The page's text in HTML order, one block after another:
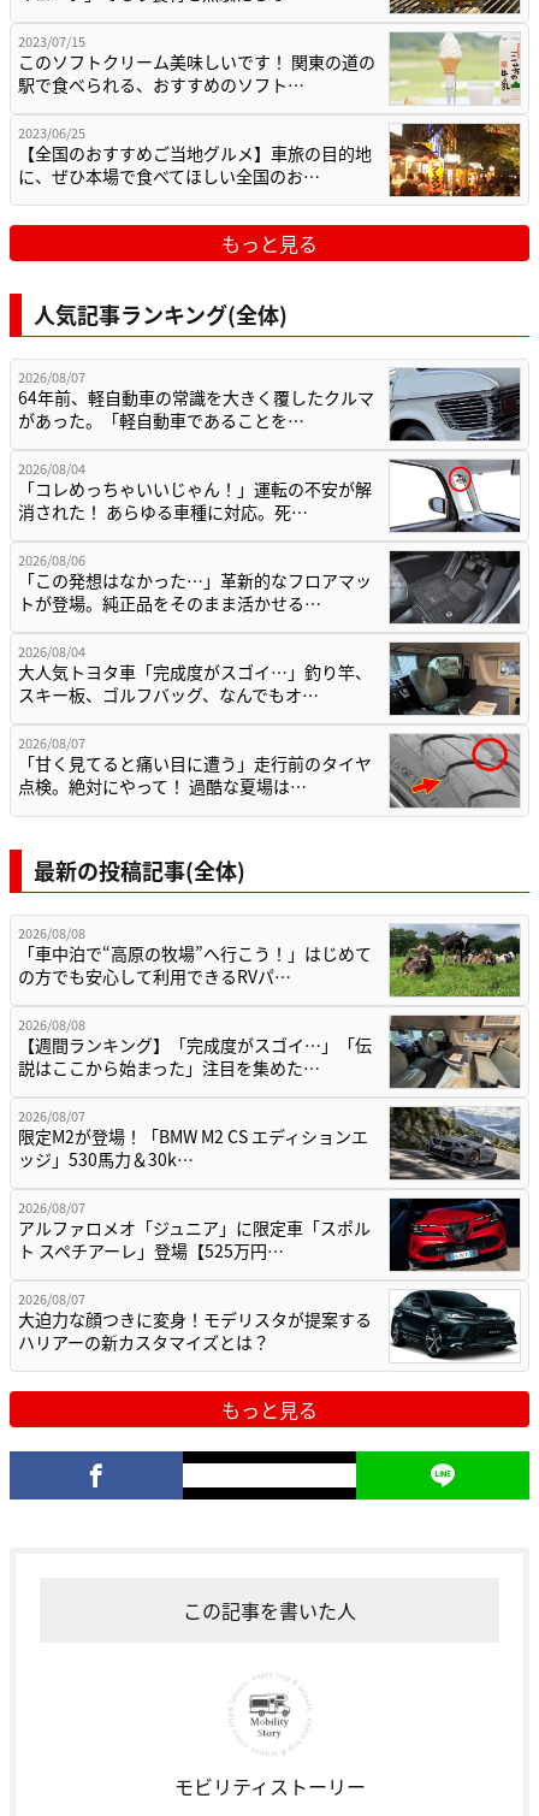
2023/07/15
このソフトクリーム美味しいです！ 関東の道の
駅で食べられる、おすすめのソフト…
2023/06/25
【全国のおすすめご当地グルメ】車旅の目的地
に、ぜひ本場で食べてほしい全国のお…
もっと見る
人気記事ランキング(全体)
2026/08/07
64年前、軽自動車の常識を大きく覆したクルマ
があった。「軽自動車であることを…
2026/08/04
「コレめっちゃいいじゃん！」運転の不安が解
消された！ あらゆる車種に対応。死…
2026/08/06
「この発想はなかった…」革新的なフロアマッ
トが登場。純正品をそのまま活かせる…
2026/08/04
大人気トヨタ車「完成度がスゴイ…」釣り竿、
スキー板、ゴルフバッグ、なんでもオ…
2026/08/07
「甘く見てると痛い目に遭う」走行前のタイヤ
点検。絶対にやって！ 過酷な夏場は…
最新の投稿記事(全体)
2026/08/08
「車中泊で“高原の牧場”へ行こう！」はじめて
の方でも安心して利用できるRVパ…
2026/08/08
【週間ランキング】「完成度がスゴイ…」「伝
説はここから始まった」注目を集めた…
2026/08/07
限定M2が登場！「BMW M2 CS エディションエ
ッジ」530馬力＆30k…
2026/08/07
アルファロメオ「ジュニア」に限定車「スポル
ト スペチアーレ」登場【525万円…
2026/08/07
大迫力な顔つきに変身！モデリスタが提案する
ハリアーの新カスタマイズとは？
もっと見る
この記事を書いた人
モビリティストーリー